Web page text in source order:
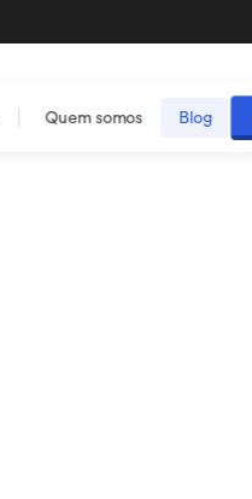
Quem somos Blog